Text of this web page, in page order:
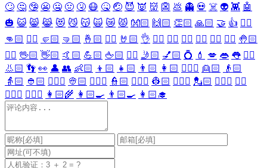
🙄 🤔 🤥 😬 🤐 🤢 🤧 😷 🤒 🤕 😈 👿 👹 👺 💩 👻 💀 ☠️ 👽 👾 🤖
🎃 😺 😸 😹 😻 😼 😽 🙀 😿 😾 👐🏻 🙌🏻 👏🏻 🙏🏻 🤝 👍 👎🏻
👊🏻 ✊🏻 🤛🏻 🤜🏻 🤞🏻 ✌🏻 🤘🏻 👌 👈🏻 👉🏻 👆🏻 👇🏻 ☝🏻 ✋🏻 🤚🏻
🖐🏻 🖖🏻 👋🏻 🤙🏻 💪🏻 🖕🏻 ✍🏻 🤳🏻 💅🏻 💍 💄 💋 👄 👅 👂🏻
👃🏻 👣 👀 👤 👥 👶🏻 👦🏻 👧🏻 👨🏻 👩🏻 👱🏻‍♀️ 👱🏻
👴🏻
👵🏻 👲🏻 👳🏻‍♀️ 👳🏻 👮🏻‍♀️ 👮🏻 👷🏻‍♀️ 👷🏻 💂🏻‍♀️ 💂🏻 🕵🏻‍♀️ 🕵🏻
👩🏻‍⚕️ 👨🏻‍⚕️ 👩🏻‍🌾 👩🏻‍🍳 👨🏻‍🍳 👩🏻‍🎓